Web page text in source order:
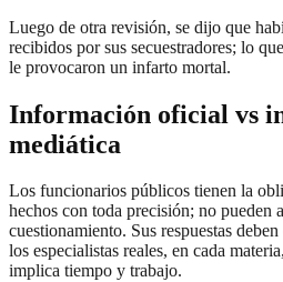
Luego de otra revisión, se dijo que
recibidos por sus secuestradores; lo
le provocaron un infarto mortal.
Información oficial vs
mediática
Los funcionarios públicos tienen la
hechos con toda precisión; no pueden
cuestionamiento. Sus respuestas
los especialistas reales, en cada
implica tiempo y trabajo.